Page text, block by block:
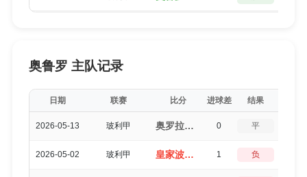
奥鲁罗 主队记录
日期 联赛 比分 进球差 结果
2026-05-13 玻利甲 奥罗拉俱乐部（1-1）奥鲁罗 0 平
2026-05-02 玻利甲 皇家波托斯（1-2）奥鲁罗 1 负